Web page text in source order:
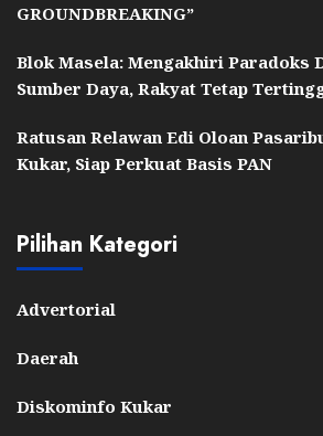
GROUNDBREAKING”
Blok Masela: Mengakhiri Paradoks
Sumber Daya, Rakyat Tetap
Ratusan Relawan Edi Oloan
Kukar, Siap Perkuat Basis PAN
Pilihan Kategori
Advertorial
Daerah
Diskominfo Kukar